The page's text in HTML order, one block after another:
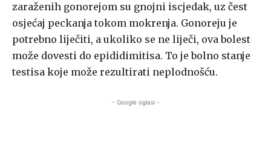
zaraženih gonorejom su gnojni iscjedak, uz čest
osjećaj peckanja tokom mokrenja. Gonoreju je
potrebno liječiti, a ukoliko se ne liječi, ova bolest
može dovesti do epididimitisa. To je bolno stanje
testisa koje može rezultirati neplodnošću.
- Google oglasi -